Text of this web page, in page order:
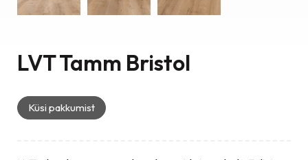
LVT Tamm Bristol
Küsi pakkumist